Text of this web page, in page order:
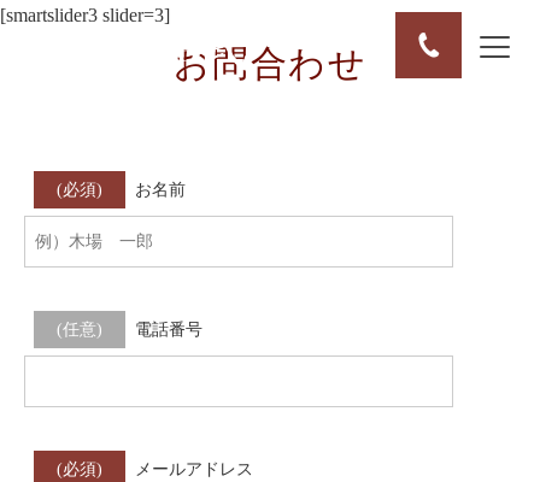
[smartslider3 slider=3]
お問合わせ
(必須) お名前
(任意) 電話番号
(必須) メールアドレス